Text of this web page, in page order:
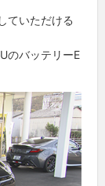
ていただける
のバッテリーE